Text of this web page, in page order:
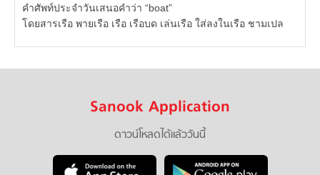
คำศัพท์ประจำวันเสนอคำว่า “boat”
โดยสารเรือ พายเรือ เรือ เรือบด เล่นเรือ ใส่ลงในเรือ ชามเปล
Sanook Application
ดาวน์โหลดได้แล้ววันนี้